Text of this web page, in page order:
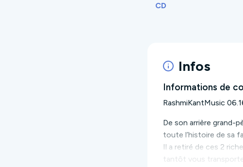
CD
Infos
Informations de
RashmiKantMusic
De son arrière grand-
toute l’histoire de sa
Il a retiré de ces 2
tantôt vous transporte